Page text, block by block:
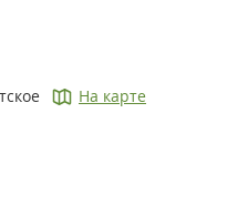
На карте